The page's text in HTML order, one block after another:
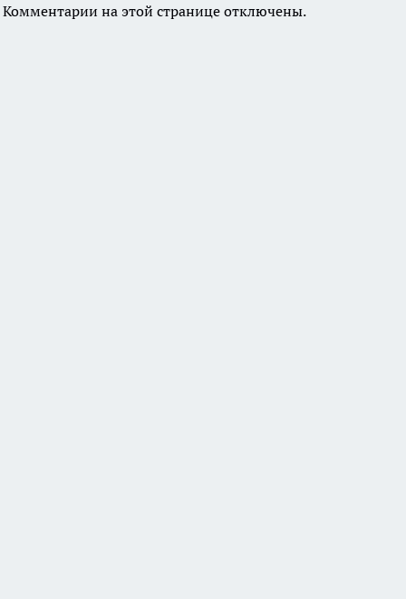
Комментарии на этой странице отключены.